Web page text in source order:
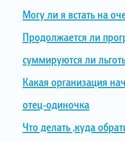
Могу ли я встать на
Продолжается ли
суммируются ли
Какая организация
отец-одиночка
Что делать ,куда